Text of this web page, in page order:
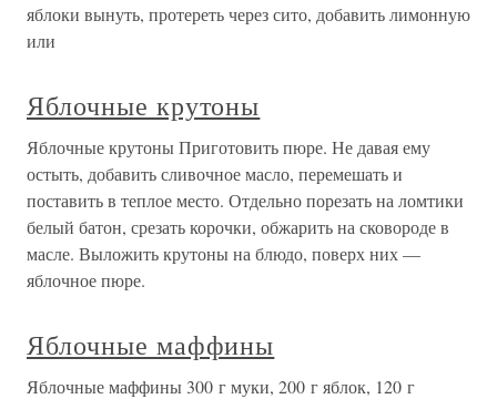
яблоки вынуть, протереть через сито, добавить лимонную
или
Яблочные крутоны
Яблочные крутоны Приготовить пюре. Не давая ему
остыть, добавить сливочное масло, перемешать и
поставить в теплое место. Отдельно порезать на ломтики
белый батон, срезать корочки, обжарить на сковороде в
масле. Выложить крутоны на блюдо, поверх них —
яблочное пюре.
Яблочные маффины
Яблочные маффины 300 г муки, 200 г яблок, 120 г